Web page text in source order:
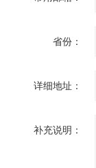
省份：
详细地址：
补充说明：